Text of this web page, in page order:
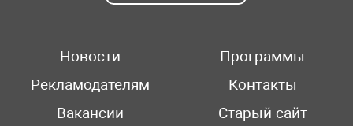
Новости
Программы
Рекламодателям
Контакты
Вакансии
Старый сайт